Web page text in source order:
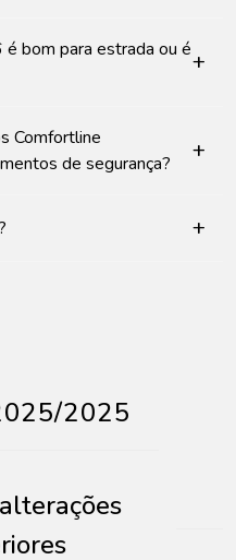
bom para estrada ou é+
Comfortline
de segurança?
+
+
2025